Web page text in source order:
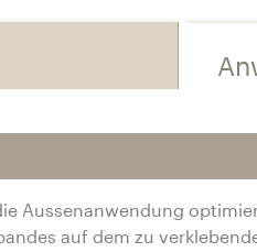
Aussenanwendung
auf dem zu